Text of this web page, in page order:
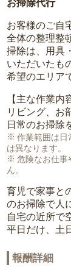
お掃除代行
お客様のご自
全体の整理整
掃除は、用具
いただいたも
希望のエリア
【主な作業内
リビング、お
日常のお掃除
作業範囲は日
は異なります。
危険なお仕事
ん。
育児で家事と
のお掃除で人
自宅の近所で
平日だけ、土
報酬詳細